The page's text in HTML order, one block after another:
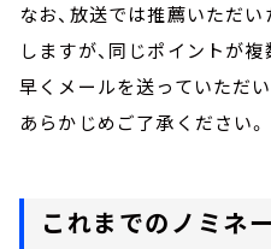
なお、放送では推薦いただ
しますが、同じポイントが
早くメールを送っていただ
あらかじめご了承ください。
これまでのノミネ